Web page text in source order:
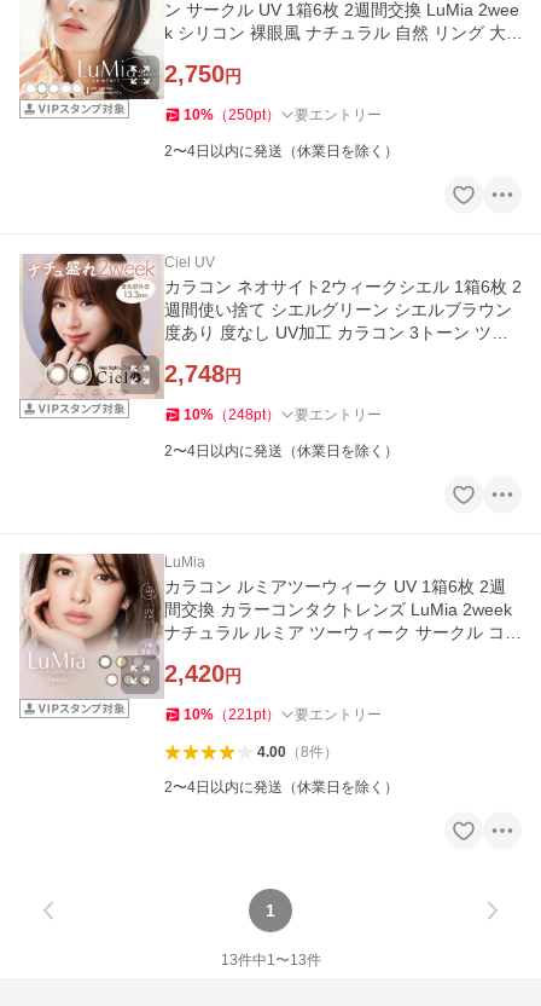
ン サークル UV 1箱6枚 2週間交換 LuMia 2wee
k シリコン 裸眼風 ナチュラル 自然 リング 大
2,750円
10% （250pt） 要エントリー
2〜4日以内に発送（休業日を除く）
Ciel UV
カラコン ネオサイト2ウィークシエル 1箱6枚 2
週間使い捨て シエルグリーン シエルブラウン
度あり 度なし UV加工 カラコン 3トーン ツー
2,748円
10% （248pt） 要エントリー
2〜4日以内に発送（休業日を除く）
LuMia
カラコン ルミアツーウィーク UV 1箱6枚 2週
間交換 カラーコンタクトレンズ LuMia 2week
ナチュラル ルミア ツーウィーク サークル コン
2,420円
10% （221pt） 要エントリー
4.00（8件）
2〜4日以内に発送（休業日を除く）
1
13件中1〜13件